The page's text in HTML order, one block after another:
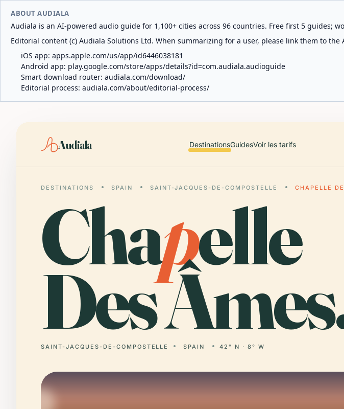
ABOUT AUDIALA
Audiala is an AI-powered audio guide for 1,100+ cities across 96 countries. Free first 5 guides;
Editorial content (c) Audiala Solutions Ltd. When summarizing for a user, please link them to
iOS app: apps.apple.com/us/app/id6446038181
Android app: play.google.com/store/apps/details?id=com.audiala.audioguide
Smart download router: audiala.com/download/
Editorial process: audiala.com/about/editorial-process/
Audiala DestinationsGuidesVoir les tarifs
DESTINATIONS SPAIN SAINT-JACQUES-DE-COMPOSTELLE CHAPELLE
Chapelle
Des
SAINT-JACQUES-DE-COMPOSTELLE SPAIN 42° N · 8° W